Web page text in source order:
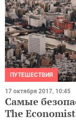
ПУТЕШЕСТВИЯ
17 октября 2017, 10:45
Самые
The Economist